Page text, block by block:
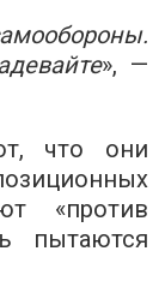
», —
что они
«против
пытаются